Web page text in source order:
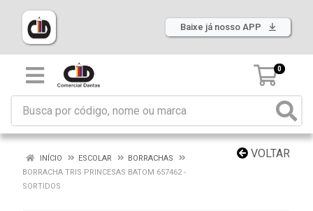
Baixe já nosso APP
0
VOLTAR
INÍCIO ESCOLAR
BORRACHAS
BORRACHA TRIS PRINCESAS BATOM 657462 -
SORTIDOS